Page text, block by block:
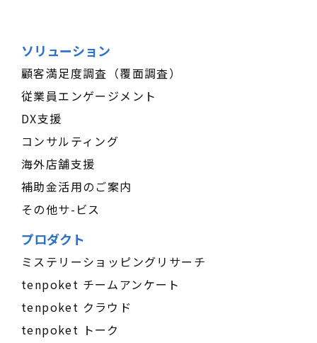
ソリューション
顧客満足度調査（覆面調査）
従業員エンゲージメント
DX支援
コンサルティング
海外店舗支援
補助金活用のご案内
その他サ-ビス
プロダクト
ミステリーショッピングリサーチ
tenpoket チームアンケート
tenpoket クラウド
tenpoket トーク